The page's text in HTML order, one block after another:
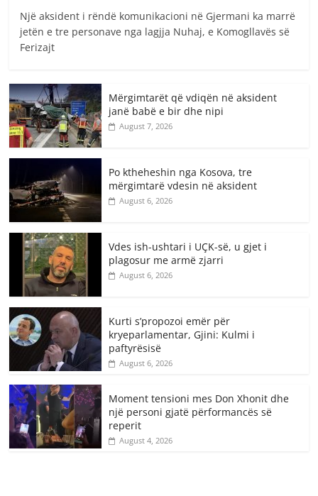
Një aksident i rëndë komunikacioni në Gjermani ka marrë
jetën e tre personave nga lagjja Nuhaj, e Komogllavës së
Ferizajt
Mërgimtarët që vdiqën në aksident
janë babë e bir dhe nipi
August 7, 2026
Po ktheheshin nga Kosova, tre
mërgimtarë vdesin në aksident
August 6, 2026
Vdes ish-ushtari i UÇK-së, u gjet i
plagosur me armë zjarri
August 6, 2026
Kurti s’propozoi emër për
kryeparlamentar, Gjini: Kulmi i
paftyrësisë
August 6, 2026
Moment tensioni mes Don Xhonit dhe
një personi gjatë përformancës së
reperit
August 4, 2026